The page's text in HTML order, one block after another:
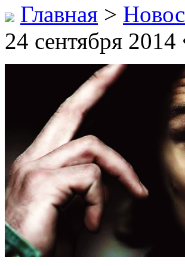
Главная >
24 сентября 2014